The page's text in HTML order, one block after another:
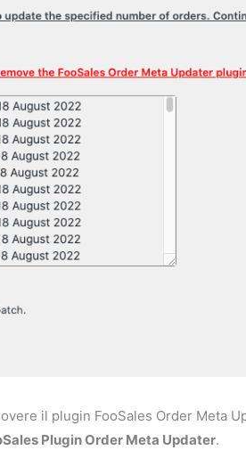
il plugin FooSales Order Meta
Plugin Order Meta Updater.